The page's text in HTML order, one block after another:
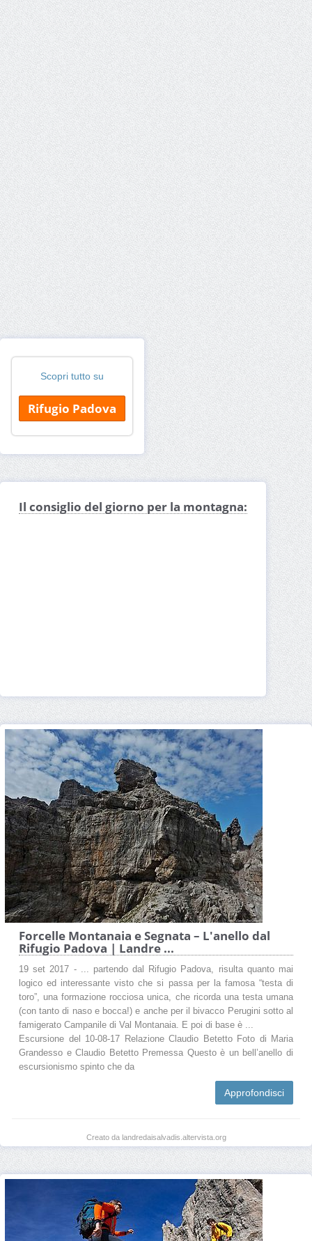
Scopri tutto su
Rifugio Padova
Il consiglio del giorno per la montagna:
Forcelle Montanaia e Segnata – L'anello dal
Rifugio Padova | Landre ...
19 set 2017 - ... partendo dal Rifugio Padova, risulta quanto mai
logico ed interessante visto che si passa per la famosa “testa di
toro”, una formazione rocciosa unica, che ricorda una testa umana
(con tanto di naso e bocca!) e anche per il bivacco Perugini sotto al
famigerato Campanile di Val Montanaia. E poi di base è ...
Escursione del 10-08-17 Relazione Claudio Betetto Foto di Maria
Grandesso e Claudio Betetto Premessa Questo è un bell’anello di
escursionismo spinto che da
Approfondisci
Creato da landredaisalvadis.altervista.org